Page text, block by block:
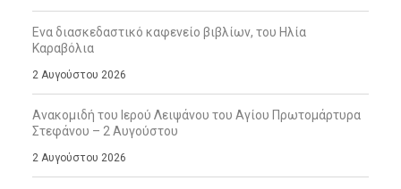
Ενα διασκεδαστικό καφενείο βιβλίων, του Ηλία
Καραβόλια
2 Αυγούστου 2026
Ανακομιδή του Ιερού Λειψάνου του Αγίου Πρωτομάρτυρα
Στεφάνου – 2 Αυγούστου
2 Αυγούστου 2026